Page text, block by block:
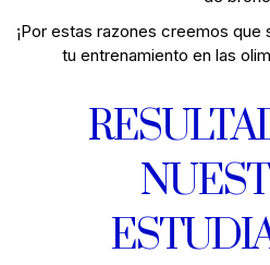
¡Por estas razones creemos
tu entrenamiento en las